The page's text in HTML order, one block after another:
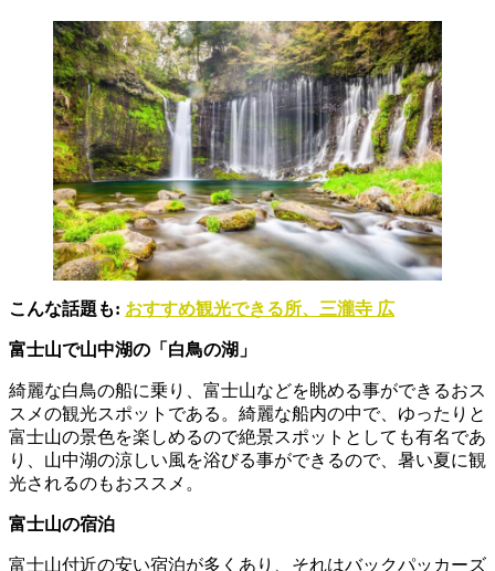
こんな話題も: おすすめ観光できる所、三瀧寺 広
富士山で山中湖の「白鳥の湖」
綺麗な白鳥の船に乗り、富士山などを眺める事ができるおス
スメの観光スポットである。綺麗な船内の中で、ゆったりと
富士山の景色を楽しめるので絶景スポットとしても有名であ
り、山中湖の涼しい風を浴びる事ができるので、暑い夏に観
光されるのもおススメ。
富士山の宿泊
富士山付近の安い宿泊が多くあり、それはバックパッカーズ